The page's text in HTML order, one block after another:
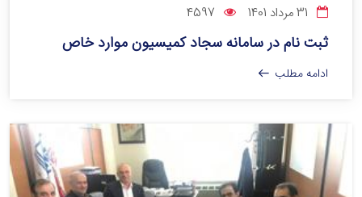
ثبت نام در سامانه سجاد کمیسیون موارد خاص
ادامه مطلب